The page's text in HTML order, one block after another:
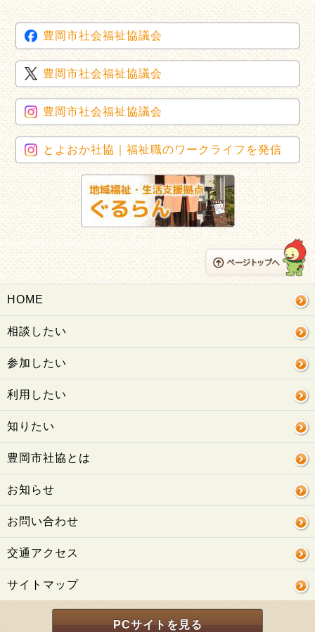
豊岡市社会福祉協議会
豊岡市社会福祉協議会
豊岡市社会福祉協議会
とよおか社協｜福祉職のワークライフを発信
HOME
相談したい
参加したい
利用したい
知りたい
豊岡市社協とは
お知らせ
お問い合わせ
交通アクセス
サイトマップ
PCサイトを見る